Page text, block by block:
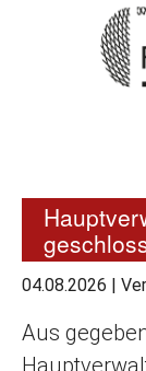
04.08.2026
Aus